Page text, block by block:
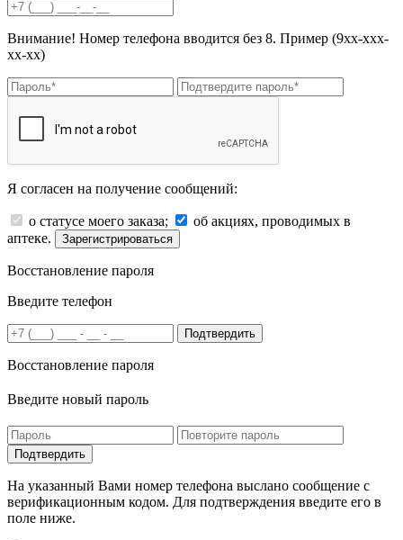
Внимание! Номер телефона вводится без 8. Пример (9хх-ххх-
хх-хх)
Я согласен на получение сообщений:
о статусе моего заказа;
об акциях, проводимых в
аптеке.
Зарегистрироваться
Восстановление пароля
Введите телефон
Подтвердить
Восстановление пароля
Введите новый пароль
На указанный Вами номер телефона выслано сообщение с
верификационным кодом. Для подтверждения введите его в
поле ниже.